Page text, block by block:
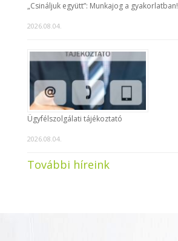
„Csináljuk együtt”: Munkajog a gyakorlatban!
2026.08.04.
Ügyfélszolgálati tájékoztató
2026.08.04.
További híreink